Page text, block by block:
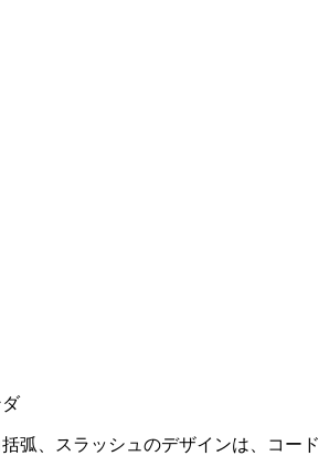
弧、スラッシュのデザインは、コード